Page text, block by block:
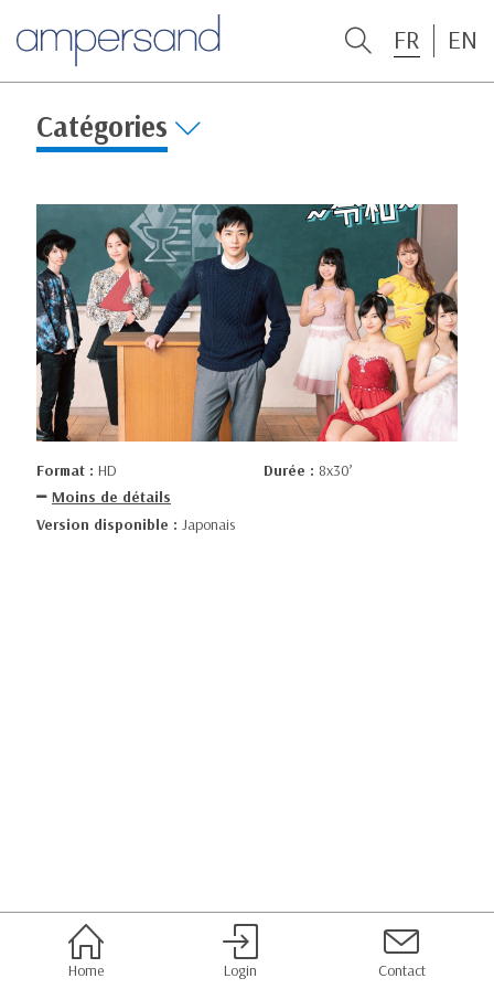
FR EN
Catégories
Format : HD Durée : 8x30’
Moins de détails
Version disponible : Japonais
Home Login Contact